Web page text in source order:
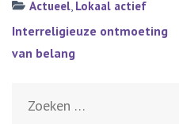
Actueel, Lokaal actief
Bericht
navigatie
Interreligieuze ontmoeting
van belang